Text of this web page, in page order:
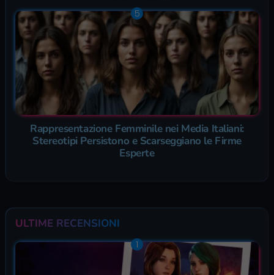
Rappresentazione Femminile nei Media Italiani:
Stereotipi Persistono e Scarseggiano le Firme
Esperte
ULTIME RECENSIONI